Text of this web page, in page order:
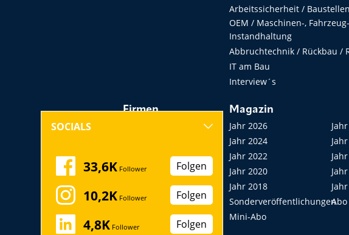
Arbeitssicherheit /
OEM / Maschinen-,
Instandhaltung
Abbruchtechnik / Rückbau /
IT am Bau
Interview´s
Firmen
Messen, Seminare,
Kongresse
Startup
Magazin
Jahr 2026
Jahr 2024
Jahr 2022
Jahr 2020
Jahr 2018
SonderveröffentlichungenAbo
Mini-Abo
SOCIALS
33,6K Follower Folgen
10,2K Follower Folgen
4,8K Follower Folgen